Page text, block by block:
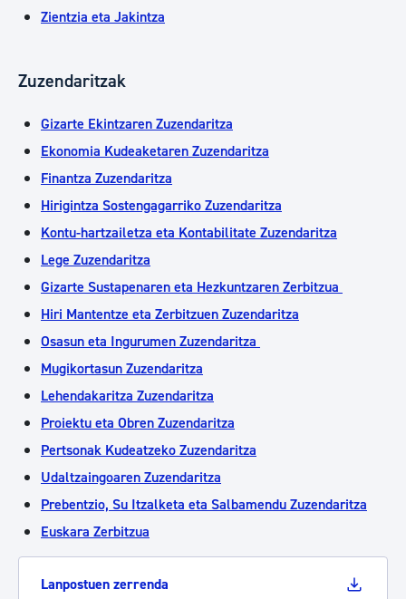
Zientzia eta Jakintza
Zuzendaritzak
Gizarte Ekintzaren Zuzendaritza
Ekonomia Kudeaketaren Zuzendaritza
Finantza Zuzendaritza
Hirigintza Sostengagarriko Zuzendaritza
Kontu-hartzailetza eta Kontabilitate Zuzendaritza
Lege Zuzendaritza
Gizarte Sustapenaren eta Hezkuntzaren Zerbitzua
Hiri Mantentze eta Zerbitzuen Zuzendaritza
Osasun eta Ingurumen Zuzendaritza
Mugikortasun Zuzendaritza
Lehendakaritza Zuzendaritza
Proiektu eta Obren Zuzendaritza
Pertsonak Kudeatzeko Zuzendaritza
Udaltzaingoaren Zuzendaritza
Prebentzio, Su Itzalketa eta Salbamendu Zuzendaritza
Euskara Zerbitzua
Lanpostuen zerrenda